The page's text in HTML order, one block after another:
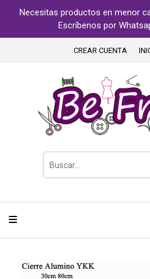
Necesitas productos en menor
Escríbenos por
CREAR CUENTA